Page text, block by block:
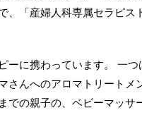
、「産婦人科専属セラピス
ーに携わっています。 一つ
さんへのアロマトリートメ
での親子の、ベビーマッサ